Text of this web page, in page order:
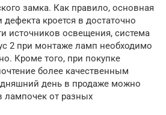
замка. Как правило, основная
кроется в достаточно
источников освещения, система
2 при монтаже ламп необходимо
Кроме того, при покупке
более качественным
день в продаже можно
лампочек от разных